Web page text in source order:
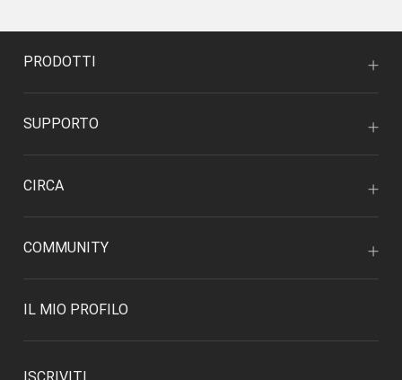
PRODOTTI
SUPPORTO
CIRCA
COMMUNITY
IL MIO PROFILO
ISCRIVITI